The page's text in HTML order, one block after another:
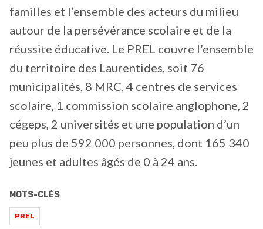
familles et l’ensemble des acteurs du milieu
autour de la persévérance scolaire et de la
réussite éducative. Le PREL couvre l’ensemble
du territoire des Laurentides, soit 76
municipalités, 8 MRC, 4 centres de services
scolaire, 1 commission scolaire anglophone, 2
cégeps, 2 universités et une population d’un
peu plus de 592 000 personnes, dont 165 340
jeunes et adultes âgés de 0 à 24 ans.
MOTS-CLÉS
PREL